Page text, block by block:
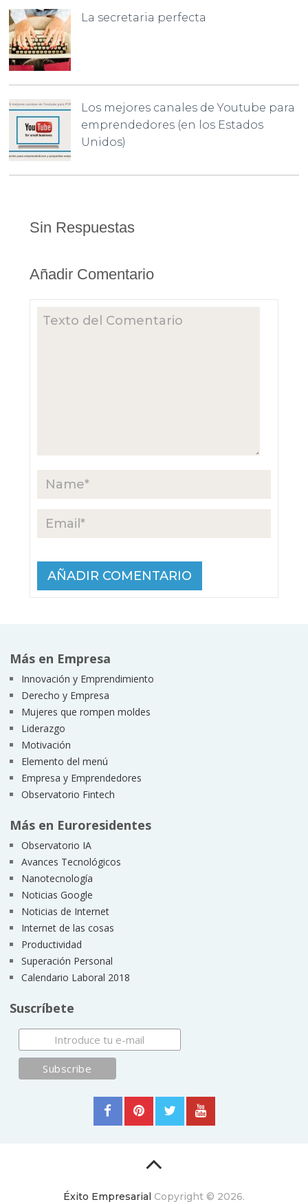
La secretaria perfecta
Los mejores canales de Youtube para
emprendedores (en los Estados
Unidos)
Sin Respuestas
Añadir Comentario
Más en Empresa
Innovación y Emprendimiento
Derecho y Empresa
Mujeres que rompen moldes
Liderazgo
Motivación
Elemento del menú
Empresa y Emprendedores
Observatorio Fintech
Más en Euroresidentes
Observatorio IA
Avances Tecnológicos
Nanotecnología
Noticias Google
Noticias de Internet
Internet de las cosas
Productividad
Superación Personal
Calendario Laboral 2018
Suscríbete
Éxito Empresarial Copyright © 2026.